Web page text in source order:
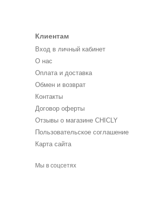
Клиентам
Вход в личный кабинет
О нас
Оплата и доставка
Обмен и возврат
Контакты
Договор оферты
Отзывы о магазине CHICLY
Пользовательское соглашение
Карта сайта
Мы в соцсетях